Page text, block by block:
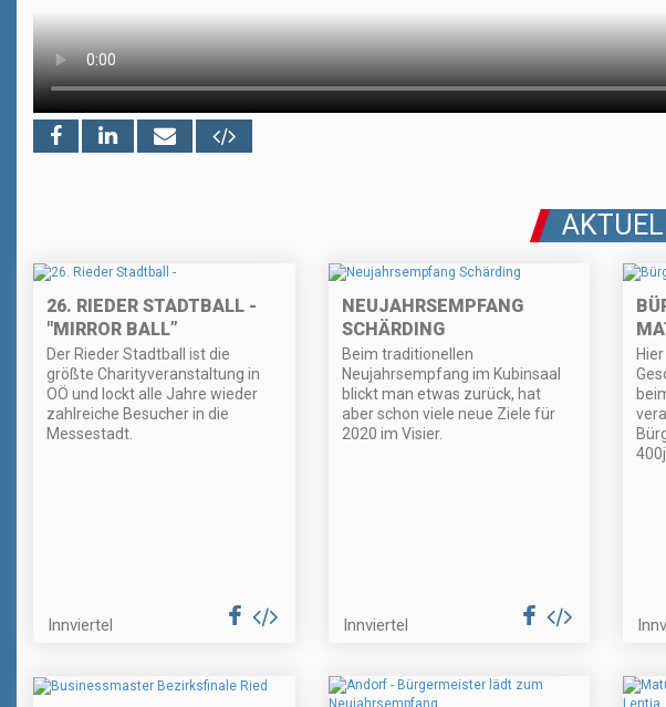
26. RIEDER STADTBALL -
"MIRROR BALL”
Der Rieder Stadtball ist die
größte Charityveranstaltung in
OÖ und lockt alle Jahre wieder
zahlreiche Besucher in die
Messestadt.
Innviertel
NEUJAHRSEMPFANG
SCHÄRDING
Beim traditionellen
Neujahrsempfang im Kubinsaal
blickt man etwas zurück, hat
aber schon viele neue Ziele für
2020 im Visier.
Innviertel